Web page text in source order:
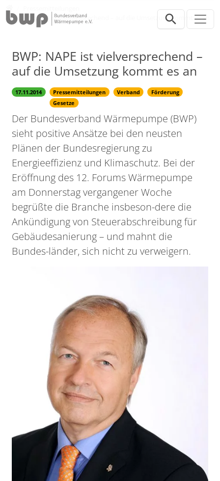
BWP: NAPE ist vielversprechend – auf die Umsetzung kommt es an
BWP: NAPE ist vielversprechend –
auf die Umsetzung kommt es an
17.11.2014 Pressemitteilungen Verband
Förderung
Gesetze
Der Bundesverband Wärmepumpe (BWP)
sieht positive Ansätze bei den neusten
Plänen der Bundesregierung zu
Energieeffizienz und Klimaschutz. Bei der
Eröffnung des 12. Forums Wärmepumpe
am Donnerstag vergangener Woche
begrüßte die Branche insbeson-dere die
Ankündigung von Steuerabschreibung für
Gebäudesanierung – und mahnt die
Bundes-länder, sich nicht zu verweigern.